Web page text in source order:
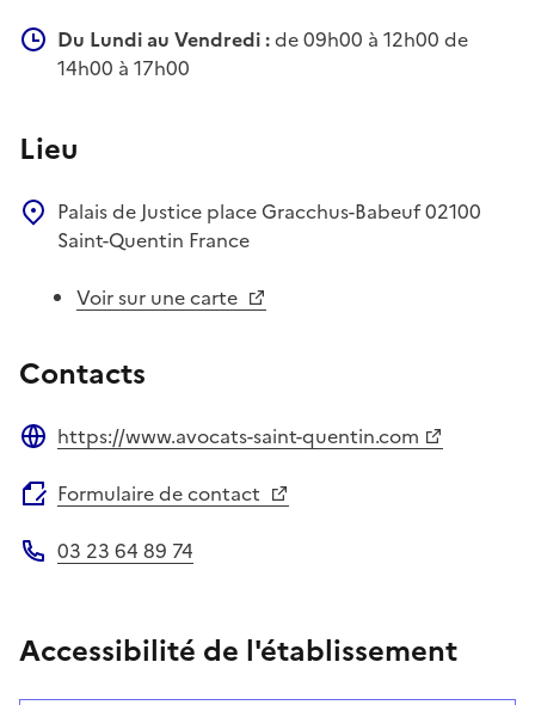
Du Lundi au Vendredi :de 09h00 à 12h00 de
14h00 à 17h00
Lieu
Palais de Justice place Gracchus-Babeuf02100
Saint-Quentin France
Voir sur une carte
Contacts
https://www.avocats-saint-quentin.com
Formulaire de contact
03 23 64 89 74
Accessibilité de l'établissement